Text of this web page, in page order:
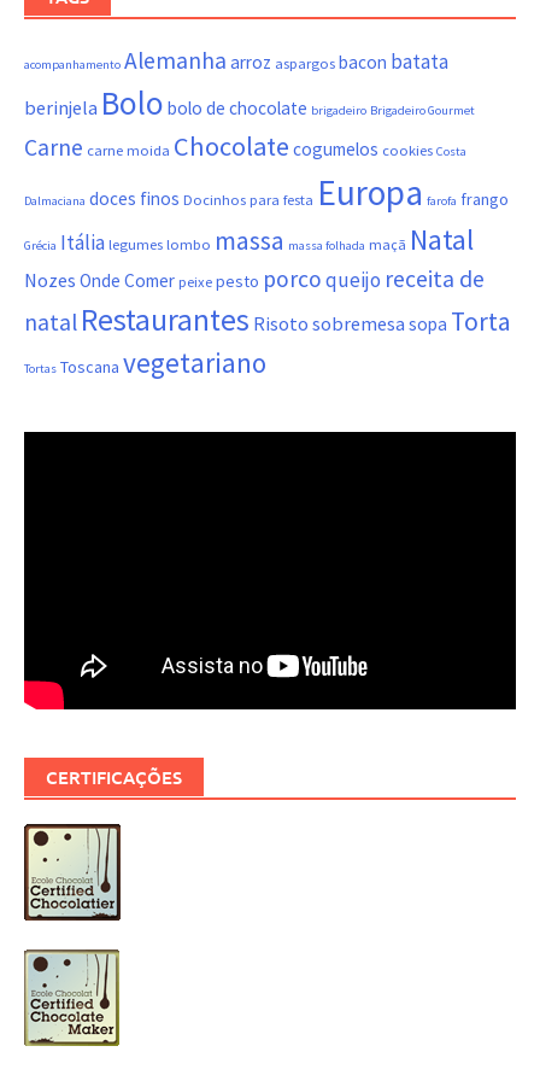
acompanhamento Alemanha arroz aspargos bacon batata
berinjela Bolo bolo de chocolate brigadeiro Brigadeiro Gourmet
Carne carne moida Chocolate cogumelos cookies Costa
Dalmaciana doces finos Docinhos para festa Europa farofa frango
Grécia Itália legumes lombo massa massa folhada maçã Natal
Nozes Onde Comer peixe pesto porcoqueijo receita de
natal Restaurantes Risoto sobremesa sopa Torta
Tortas Toscana vegetariano
CERTIFICAÇÕES